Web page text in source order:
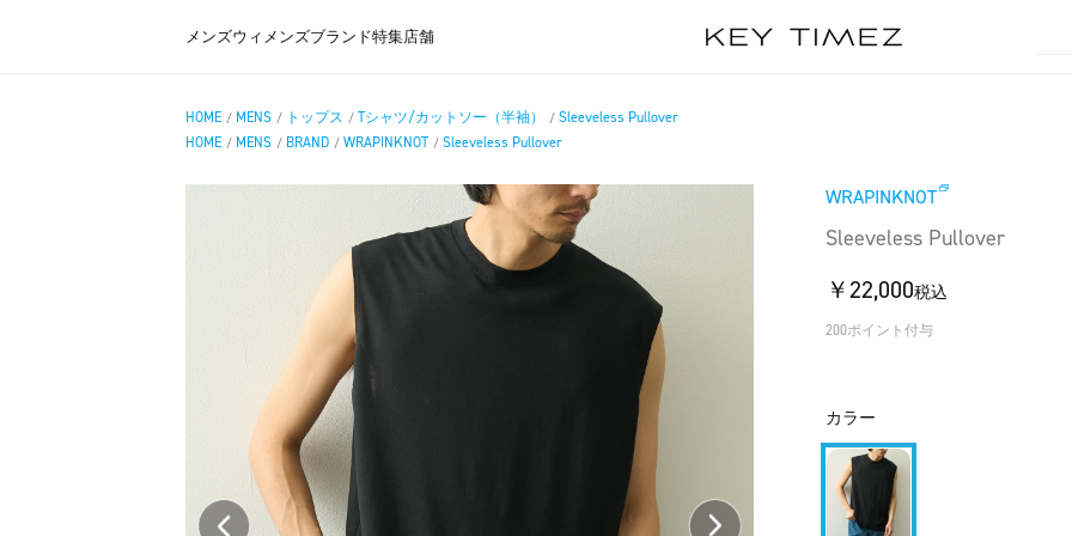
メンズウィメンズブランド特集店舗
HOME / MENS / トップス / Tシャツ/カットソー（半袖） / Sleeveless Pullover
HOME / MENS / BRAND / WRAPINKNOT / Sleeveless Pullover
WRAPINKNOT
Sleeveless Pullover
￥22,000税込
200ポイント付与
カラー